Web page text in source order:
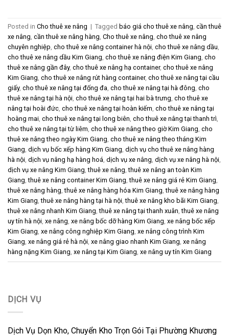
Posted in Cho thuê xe nâng | Tagged báo giá cho thuê xe nâng, cần thuê
xe nâng, cần thuê xe nâng hàng, Cho thuê xe nâng, cho thuê xe nâng
chuyên nghiệp, cho thuê xe nâng container hà nội, cho thuê xe nâng dầu,
cho thuê xe nâng dầu Kim Giang, cho thuê xe nâng điện Kim Giang, cho
thuê xe nâng gần đây, cho thuê xe nâng hạ container, cho thuê xe nâng
Kim Giang, cho thuê xe nâng rút hàng container, cho thuê xe nâng tại cầu
giấy, cho thuê xe nâng tại đống đa, cho thuê xe nâng tại hà đông, cho
thuê xe nâng tại hà nội, cho thuê xe nâng tại hai bà trưng, cho thuê xe
nâng tại hoài đức, cho thuê xe nâng tại hoàn kiếm, cho thuê xe nâng tại
hoàng mai, cho thuê xe nâng tại long biên, cho thuê xe nâng tại thanh trì,
cho thuê xe nâng tại từ liêm, cho thuê xe nâng theo giờ Kim Giang, cho
thuê xe nâng theo ngày Kim Giang, cho thuê xe nâng theo tháng Kim
Giang, dịch vụ bốc xếp hàng Kim Giang, dịch vụ cho thuê xe nâng hàng
hà nội, dịch vụ nâng hạ hàng hoá, dịch vụ xe nâng, dịch vụ xe nâng hà nội,
dịch vụ xe nâng Kim Giang,thuê xe nâng,thuê xe nâng an toàn Kim
Giang,thuê xe nâng container Kim Giang,thuê xe nâng giá rẻ Kim Giang,
thuê xe nâng hàng,thuê xe nâng hàng hóa Kim Giang,thuê xe nâng hàng
Kim Giang,thuê xe nâng hàng tại hà nội,thuê xe nâng kho bãi Kim Giang,
thuê xe nâng nhanh Kim Giang,thuê xe nâng tại thanh xuân,thuê xe nâng
uy tín hà nội, xe nâng, xe nâng bốc dỡ hàng Kim Giang, xe nâng bốc xếp
Kim Giang, xe nâng công nghiệp Kim Giang, xe nâng công trình Kim
Giang, xe nâng giá rẻ hà nội, xe nâng giao nhanh Kim Giang, xe nâng
hàng nặng Kim Giang, xe nâng tại Kim Giang, xe nâng uy tín Kim Giang
DỊCH VỤ
Dịch Vụ Dọn Kho, Chuyển Kho Trọn Gói Tại Phường Khương